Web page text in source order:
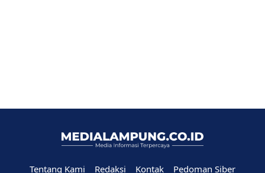
Tentang Kami Redaksi Kontak Pedoman Siber